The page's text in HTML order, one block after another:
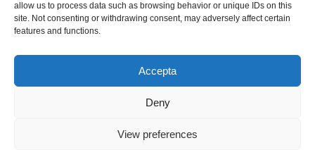
allow us to process data such as browsing behavior or unique IDs on this
site. Not consenting or withdrawing consent, may adversely affect certain
features and functions.
Accepta
Deny
View preferences
BUSQUES HOMEÒPATA?
ACCÉS SOCIS
Fluida